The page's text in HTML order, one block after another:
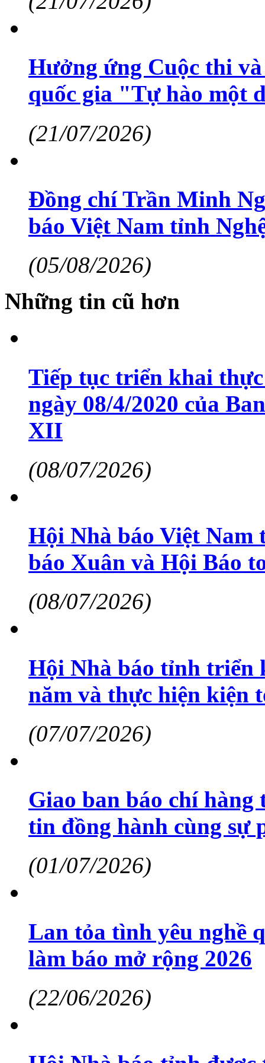
Hưởng ứng Cuộc thi
quốc gia "Tự hào một
(21/07/2026)
Đồng chí Trần Minh
báo Việt Nam tỉnh
(05/08/2026)
Những tin cũ hơn
Tiếp tục triển khai
ngày 08/4/2020 của
XII
(08/07/2026)
Hội Nhà báo Việt Nam
báo Xuân và Hội Báo
(08/07/2026)
Hội Nhà báo tỉnh triển
năm và thực hiện kiện
(07/07/2026)
Giao ban báo chí
tin đồng hành cùng sự
(01/07/2026)
Lan tỏa tình yêu nghề
làm báo mở rộng 2026
(22/06/2026)